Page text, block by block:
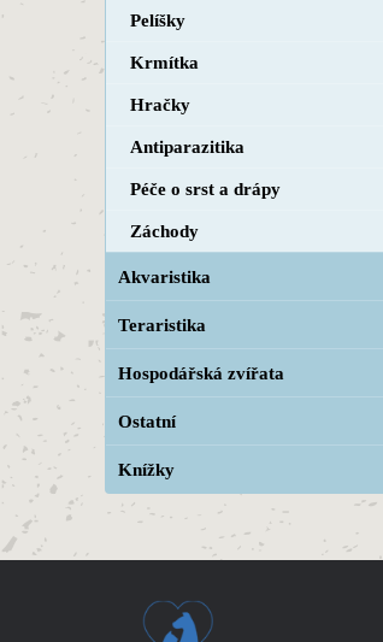
Pelíšky
Krmítka
Hračky
Antiparazitika
Péče o srst a drápy
Záchody
Akvaristika
Teraristika
Hospodářská zvířata
Ostatní
Knížky